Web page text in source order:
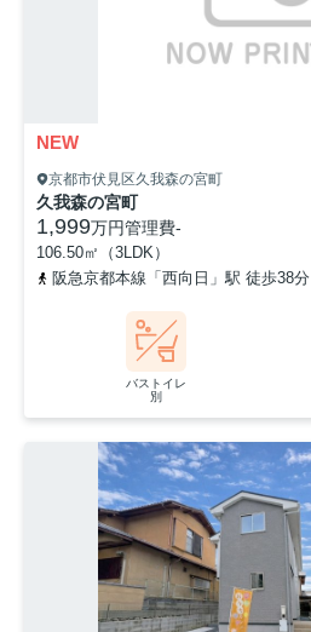
NEW
京都市伏見区久我森の宮町
久我森の宮町
1,999万円管理費-
106.50㎡（3LDK）
阪急京都本線「西向日」駅 徒歩38分
バストイレ
別